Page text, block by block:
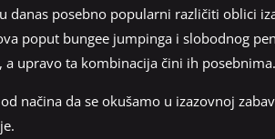
danas posebno popularni različiti oblici
poput bungee jumpinga i slobodnog
a upravo ta kombinacija čini ih posebnima.
od načina da se okušamo u izazovnoj